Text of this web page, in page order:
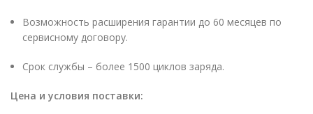
Возможность расширения гарантии до 60 месяцев по
сервисному договору.
Срок службы – более 1500 циклов заряда.
Цена и условия поставки: